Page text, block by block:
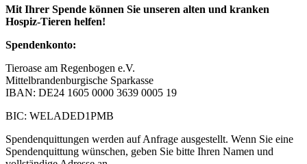
Mit Ihrer Spende können Sie unseren alten und kranken
Hospiz-Tieren helfen!
Spendenkonto:
Tieroase am Regenbogen e.V.
Mittelbrandenburgische Sparkasse
IBAN: DE24 1605 0000 3639 0005 19
BIC: WELADED1PMB
Spendenquittungen werden auf Anfrage ausgestellt. Wenn Sie eine
Spendenquittung wünschen, geben Sie bitte Ihren Namen und